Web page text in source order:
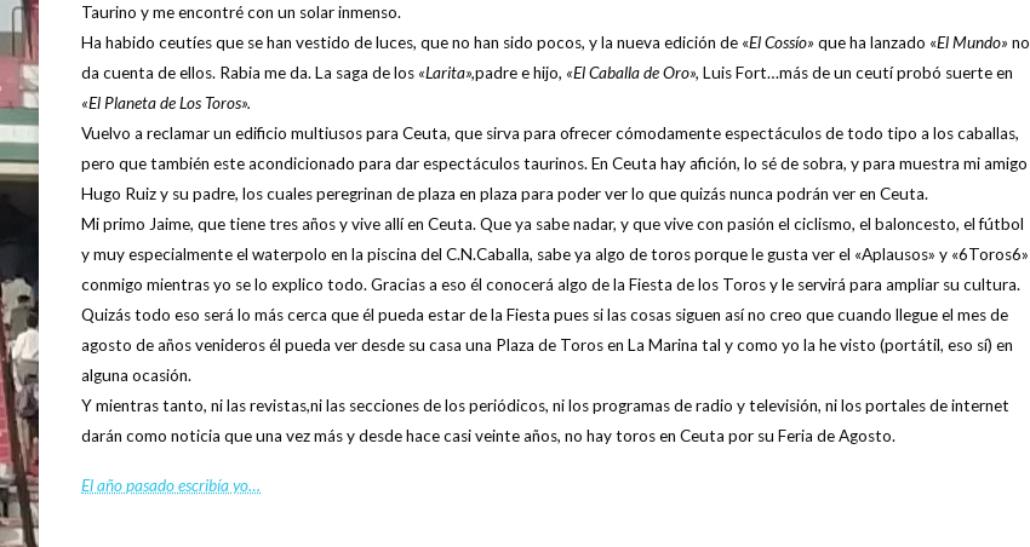
Taurino y me encontré con un solar inmenso.
Ha habido ceutíes que se han vestido de luces, que no han sido pocos, y la nueva edición de «El Cossío» que ha lanzado «El Mundo» no
da cuenta de ellos. Rabia me da. La saga de los «Larita»,padre e hijo, «El Caballa de Oro», Luis Fort…más de un ceutí probó suerte en
«El Planeta de Los Toros».
Vuelvo a reclamar un edificio multiusos para Ceuta, que sirva para ofrecer cómodamente espectáculos de todo tipo a los caballas,
pero que también este acondicionado para dar espectáculos taurinos. En Ceuta hay afición, lo sé de sobra, y para muestra mi amigo
Hugo Ruiz y su padre, los cuales peregrinan de plaza en plaza para poder ver lo que quizás nunca podrán ver en Ceuta.
Mi primo Jaime, que tiene tres años y vive allí en Ceuta. Que ya sabe nadar, y que vive con pasión el ciclismo, el baloncesto, el fútbol
y muy especialmente el waterpolo en la piscina del C.N.Caballa, sabe ya algo de toros porque le gusta ver el «Aplausos» y «6Toros6»
conmigo mientras yo se lo explico todo. Gracias a eso él conocerá algo de la Fiesta de los Toros y le servirá para ampliar su cultura.
Quizás todo eso será lo más cerca que él pueda estar de la Fiesta pues si las cosas siguen así no creo que cuando llegue el mes de
agosto de años venideros él pueda ver desde su casa una Plaza de Toros en La Marina tal y como yo la he visto (portátil, eso sí) en
alguna ocasión.
Y mientras tanto, ni las revistas,ni las secciones de los periódicos, ni los programas de radio y televisión, ni los portales de internet
darán como noticia que una vez más y desde hace casi veinte años, no hay toros en Ceuta por su Feria de Agosto.
El año pasado escribía yo…